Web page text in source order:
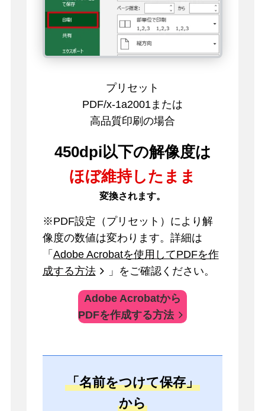
プリセット
PDF/x-1a2001または
高品質印刷の場合
450dpi以下の解像度は
ほぼ維持したまま
変換されます。
※PDF設定（プリセット）により解
像度の数値は変わります。詳細は
「 Adobe Acrobatを使用してPDFを作
成する方法
」をご確認ください。
Adobe Acrobatから
PDFを作成する方法
「名前をつけて保存」
から